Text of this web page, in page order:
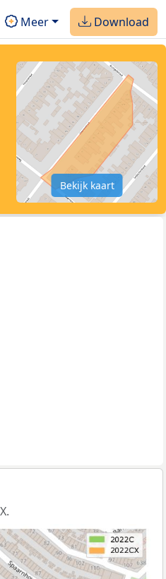
Meer Download
Bekijk kaart